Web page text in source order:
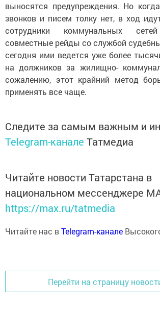
выносятся предупреждения. Но
звонков и писем толку нет, в ход
сотрудники коммунальных
совместные рейды со службой
сегодня ими ведется уже более
на должников за жилищно-
сожалению, этот крайний метод
применять все чаще.
Следите за самым важным и
Telegram-канале Татмедиа
Читайте новости Татарстана в
национальном мессенджере
https://max.ru/tatmedia
Читайте нас вTelegram-канале
Перейти на страницу